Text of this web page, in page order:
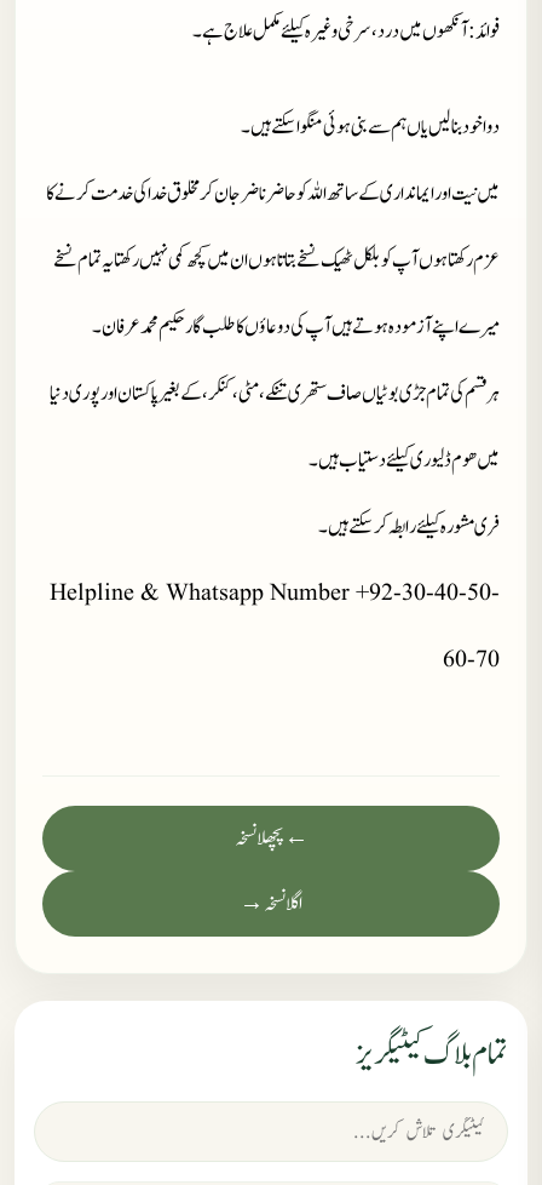
فوائد: آنکھوں میں درد، سرخی وغیرہ کیلئے مکمل علاج ہے۔
دوا خود بنا لیں یاں ہم سے بنی ہوئی منگوا سکتے ہیں۔
میں نیت اور ایمانداری کے ساتھ اللہ کو حاضر ناضر جان کر مخلوق خدا کی خدمت کرنے کا
عزم رکھتا ہوں آپ کو بلکل ٹھیک نسخے بتاتا ہوں ان میں کچھ کمی نہیں رکھتا یہ تمام نسخے
میرے اپنے آزمودہ ہوتے ہیں آپ کی دوعاؤں کا طلب گار حکیم محمد عرفان۔
ہر قسم کی تمام جڑی بوٹیاں صاف ستھری تنکے، مٹی، کنکر، کے بغیر پاکستان اور پوری دنیا
میں ھوم ڈلیوری کیلئے دستیاب ہیں ۔
فری مشورہ کیلئے رابطہ کر سکتے ہیں۔
Helpline & Whatsapp Number +92-30-40-50-
60-70
← پچھلا نسخہ
اگلا نسخہ →
تمام بلاگ کیٹیگریز